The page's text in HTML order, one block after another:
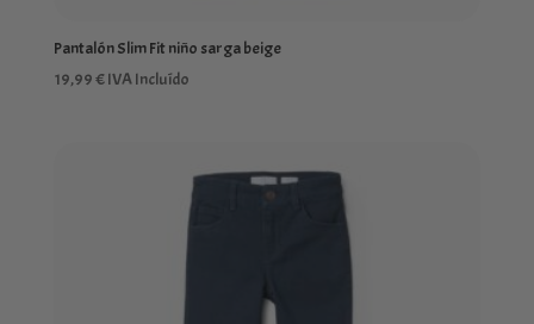
Pantalón Slim Fit niño sarga beige
19,99€IVA Incluído